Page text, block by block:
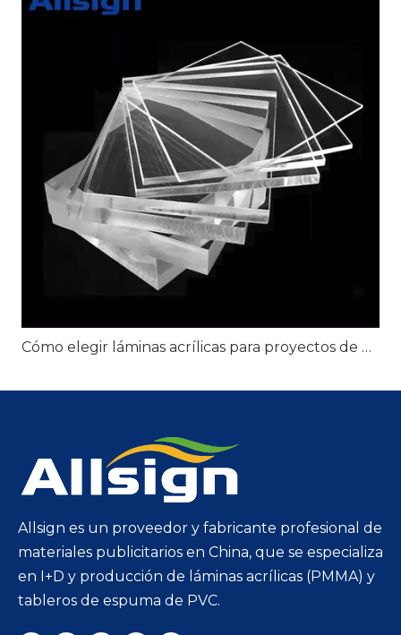
Cómo elegir láminas acrílicas para proyectos de exhibición minorista
Allsign es un proveedor y fabricante profesional de
materiales publicitarios en China, que se especializa
en I+D y producción de láminas acrílicas (PMMA) y
tableros de espuma de PVC.